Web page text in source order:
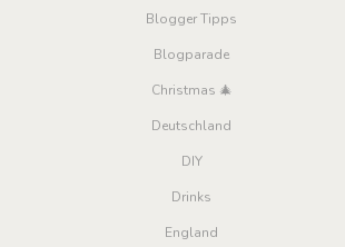
Blogger Tipps
Blogparade
Christmas 🎄
Deutschland
DIY
Drinks
England